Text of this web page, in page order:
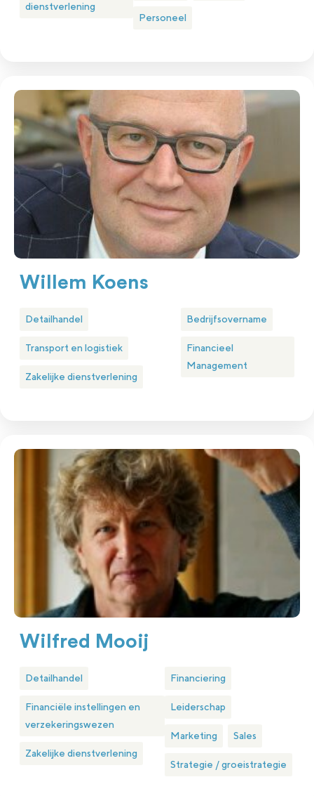
dienstverlening
Personeel
Willem Koens
Detailhandel
Transport en logistiek
Zakelijke dienstverlening
Bedrijfsovername
Financieel
Management
Wilfred Mooij
Detailhandel
Financiële instellingen en
verzekeringswezen
Zakelijke dienstverlening
Financiering
Leiderschap
Marketing Sales
Strategie / groeistrategie